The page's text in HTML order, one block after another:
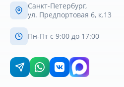
Санкт-Петербург,
ул. Предпортовая 6, к.13
Пн-Пт с 9:00 до 17:00